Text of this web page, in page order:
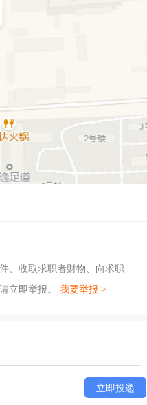
、收取求职者财物、向求职
立即举报。 我要举报 >
立即投递